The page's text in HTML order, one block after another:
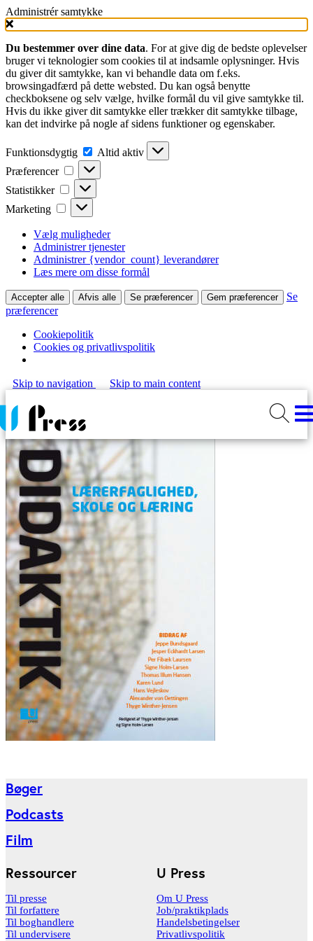
Administrér samtykke
Du bestemmer over dine data. For at give dig de bedste oplevelser
bruger vi teknologier som cookies til at indsamle oplysninger. Hvis
du giver dit samtykke, kan vi behandle data om f.eks.
browsingadfærd på dette websted. Du kan også benytte
checkboksene og selv vælge, hvilke formål du vil give samtykke til.
Hvis du ikke giver dit samtykke eller trækker dit samtykke tilbage,
kan det indvirke på nogle af sidens funktioner og egenskaber.
Funktionsdygtig Funktionsdygtig
Altid aktiv
Præferencer
Præferencer
Statistikker Statistikker
Marketing Marketing
Vælg muligheder
Administrer tjenester
Administrer {vendor_count} leverandører
Læs mere om disse formål
Accepter alle Afvis alle Se præferencer Gem præferencer
Se
præferencer
Cookiepolitik
Cookies og privatlivspolitik
Skip to navigation Skip to main content
Bøger
Podcasts
Film
U Press
Om U Press
Job/praktikplads
Handelsbetingelser
Privatlivspolitik
Ressourcer
Til presse
Til forfattere
Til boghandlere
Til undervisere